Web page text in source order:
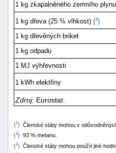
1 kg zkapalněného zemního plynu
1 kg dřeva (25 % vlhkost) (3)
1 kg dřevěných briket
1 kg odpadu
1 MJ výhřevnosti
1 kWh elektřiny
Zdroj: Eurostat.
(1) Členské státy mohou v
(2) 93 % metanu.
(3) Členské státy mohou použít jiné